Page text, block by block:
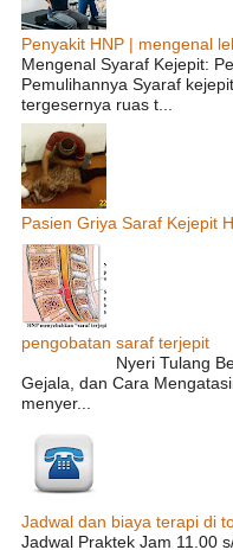
Penyakit HNP | mengenal
Mengenal Syaraf Kejepit:
Pemulihannya Syaraf
tergesernya ruas t...
Pasien Griya Saraf Kejepit
pengobatan saraf terjepit
Nyeri Tulang
Gejala, dan Cara
menyer...
Jadwal dan biaya terapi di
Jadwal Praktek Jam 11.00